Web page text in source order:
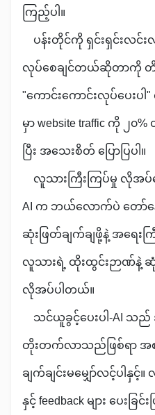
ကြည့်ပါ။
ပန်းတိုင်ကို ရှင်းရှင်းလင်
လုပ်စေချင်တယ်ဆိုတာကို တိတိ
"ကောင်းကောင်းလုပ်ပေး
မှာ website traffic ကို ၂၀
ပြီး အသေးစိတ် ပြောပြပါ။
လူသားကြီးကြပ်မှု လိုအ
AI က ဘယ်လောက်ပဲ တော်နေ
ဆုံးဖြတ်ချက်ချဖို့နဲ့ အရေ
လူသားရဲ့ ထိုးထွင်းဉာဏ်နဲ့
လိုအပ်ပါတယ်။
သင်ယူခွင့်ပေးပါ-AI သည်
တိုးတက်လာသည်ဖြစ်ရာ အ
ချက်ချင်းမမျှော်လင့်ပ
နှင့် feedback များ ပေးခြ